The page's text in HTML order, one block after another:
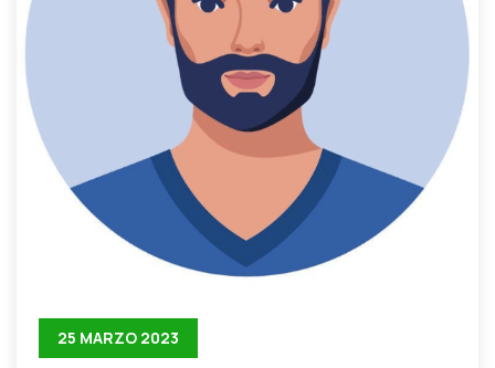
25 MARZO 2023